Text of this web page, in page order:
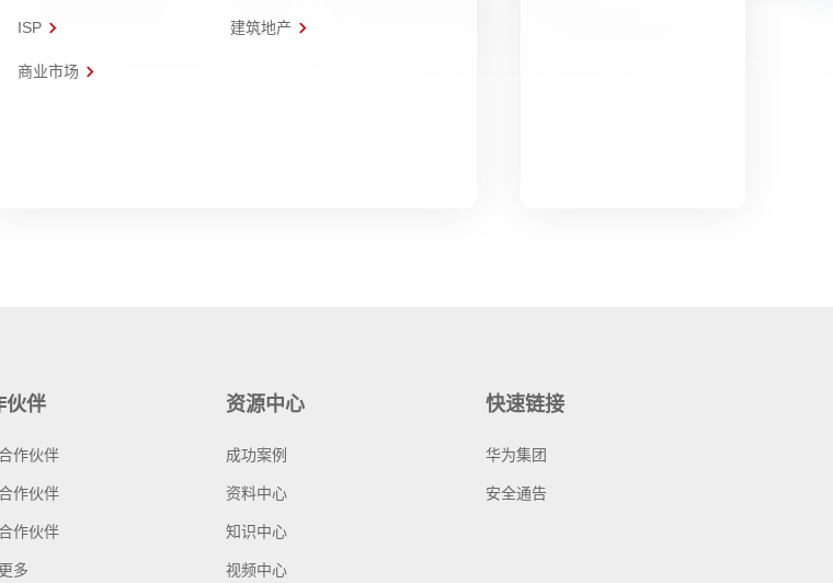
ISP 建筑地产
商业市场
伙伴
作伙伴
作伙伴
作伙伴
多
资源中心
成功案例
资料中心
知识中心
视频中心
快速链接
华为集团
安全通告